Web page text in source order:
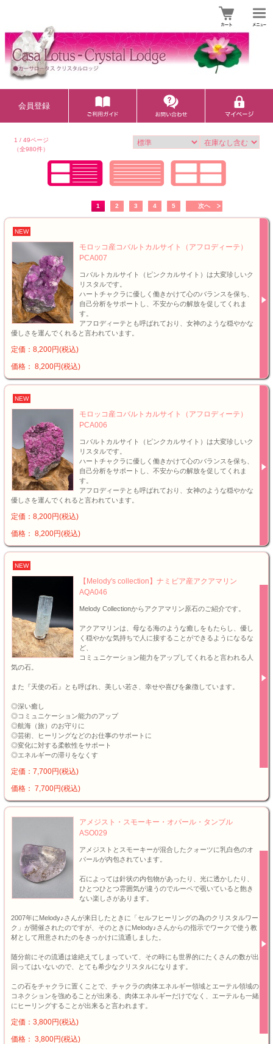
会員登録
1 / 49ページ
（全980件）
1 2 3 4 5 次へ
NEW
モロッコ産コバルトカルサイト（アフロディーテ）
PCA007
コバルトカルサイト（ピンクカルサイト）は大変珍しいク
リスタルです。
ハートチャクラに優しく働きかけて心のバランスを保ち、
自己分析をサポートし、不安からの解放を促してくれま
す。
アフロディーテとも呼ばれており、女神のような穏やかな
優しさを運んでくれると言われています。
定価：8,200円(税込)
価格： 8,200円(税込)
NEW
モロッコ産コバルトカルサイト（アフロディーテ）
PCA006
コバルトカルサイト（ピンクカルサイト）は大変珍しいク
リスタルです。
ハートチャクラに優しく働きかけて心のバランスを保ち、
自己分析をサポートし、不安からの解放を促してくれま
す。
アフロディーテとも呼ばれており、女神のような穏やかな
優しさを運んでくれると言われています。
定価：8,200円(税込)
価格： 8,200円(税込)
NEW
【Melody's collection】ナミビア産アクアマリン
AQA046
Melody Collectionからアクアマリン原石のご紹介です。
アクアマリンは、母なる海のような癒しをもたらし、優し
く穏やかな気持ちで人に接することができるようになるな
ど、
コミュニケーション能力をアップしてくれると言われる人
気の石。
また『天使の石』とも呼ばれ、美しい若さ、幸せや喜びを象徴しています。
◎深い癒し
◎コミュニケーション能力のアップ
◎航海（旅）のお守りに
◎芸術、ヒーリングなどのお仕事のサポートに
◎変化に対する柔軟性をサポート
◎エネルギーの滞りをなくす
定価：7,700円(税込)
価格： 7,700円(税込)
アメジスト・スモーキー・オパール・タンブル
ASO029
アメジストとスモーキーが混合したクォーツに乳白色のオ
パールが内包されています。
石によっては針状の内包物があったり、光に透かしたり、
ひとつひとつ雰囲気が違うのでルーペで覗いていると飽き
ない楽しさがあります。
2007年にMelody♪さんが来日したときに「セルフヒーリングの為のクリスタルワー
ク」が開催されたのですが、そのときにMelody♪さんからの指示でワークで使う教
材として用意されたのをきっかけに流通しました。
随分前にその流通は途絶えてしまっていて、その時にも世界的にたくさんの数が出
回ってはいないので、とても希少なクリスタルになります。
この石をチャクラに置くことで、チャクラの肉体エネルギー領域とエーテル領域の
コネクションを強めることが出来る、肉体エネルギーだけでなく、エーテルも一緒
にヒーリングすることが出来ると言われます。
定価：3,800円(税込)
価格： 3,800円(税込)